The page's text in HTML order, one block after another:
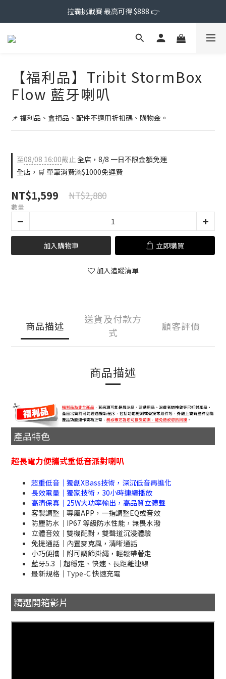
拉霸挑戰賽 最高可得 $888 👉
【福利品】Tribit StormBox
Flow 藍牙喇叭
📌 福利品、盒損品、配件不適用折扣碼、購物金。
至08/08 16:00截止全店，8/8 一日不限金額免運
全店，🛒 單筆消費滿$1000免運費
NT$1,599 NT$2,880
數量
加入購物車 立即購買
加入追蹤清單
商品描述
送貨及付款方
式
顧客評價
商品描述
產品特色
超長電力便攜式重低音派對喇叭
超重低音｜獨創XBass技術，深沉低音再進化
長效電量｜獨家技術，30小時連續播放
高清保真｜25W大功率輸出，高品質立體聲
客製調整｜專屬APP，一指調整EQ或音效
防塵防水｜IP67 等級防水性能，無畏水潑
立體音效｜雙機配對，雙聲道沉浸體驗
免提通話｜內置麥克風，清晰通話
小巧便攜｜附可調節掛繩，輕鬆帶著走
藍牙5.3 ｜超穩定、快速、長距離連線
最新規格｜Type-C 快速充電
精選開箱影片